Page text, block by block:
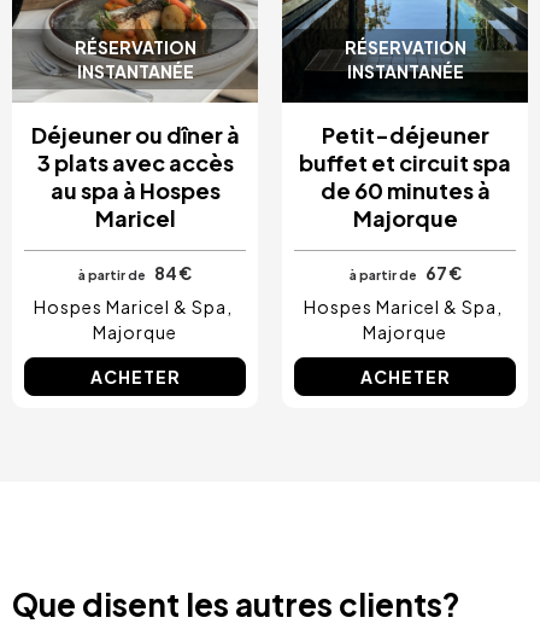
RÉSERVATION
INSTANTANÉE
Déjeuner ou dîner à
3 plats avec accès
au spa à Hospes
Maricel
à partir de
84 €
Hospes Maricel & Spa
Majorque
ACHETER
RÉSERVATION
INSTANTANÉE
Petit-déjeuner
buffet et circuit spa
de 60 minutes à
Majorque
à partir de
67 €
Hospes Maricel & Spa
Majorque
ACHETER
Que disent les autres clients?